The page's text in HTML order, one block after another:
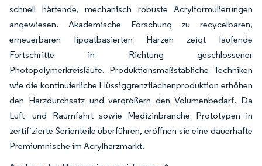
schnell härtende, mechanisch robuste Acrylformulierungen
angewiesen. Akademische Forschung zu recycelbaren,
erneuerbaren lipoatbasierten Harzen zeigt laufende
Fortschritte in Richtung geschlossener
Photopolymerkreisläufe. Produktionsmaßstäbliche Techniken
wie die kontinuierliche Flüssiggrenzflächenproduktion erhöhen
den Harzdurchsatz und vergrößern den Volumenbedarf. Da
Luft- und Raumfahrt sowie Medizinbranche Prototypen in
zertifizierte Serienteile überführen, eröffnen sie eine dauerhafte
Premiumnische im Acrylharzmarkt.